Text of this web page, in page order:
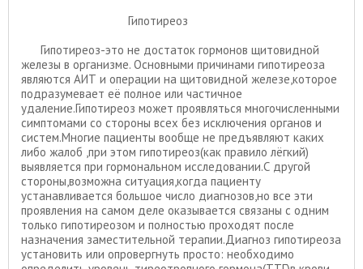
Гипотиреоз
Гипотиреоз-это не достаток гормонов щитовидной
железы в организме. Основными причинами гипотиреоза
являются АИТ и операции на щитовидной железе,которое
подразумевает её полное или частичное
удаление.Гипотиреоз может проявляться многочисленными
симптомами со стороны всех без исключения органов и
систем.Многие пациенты вообще не предъявляют каких
либо жалоб ,при этом гипотиреоз(как правило лёгкий)
выявляется при гормональном исследовании.С другой
стороны,возможна ситуация,когда пациенту
устанавливается большое число диагнозов,но все эти
проявления на самом деле оказывается связаны с одним
только гипотиреозом и полностью проходят после
назначения заместительной терапии.Диагноз гипотиреоза
установить или опровергнуть просто: необходимо